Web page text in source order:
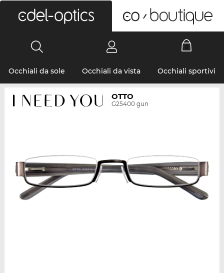
Occhiali da sole Occhiali da vista Occhiali sportivi
OTTO
G25400 gun